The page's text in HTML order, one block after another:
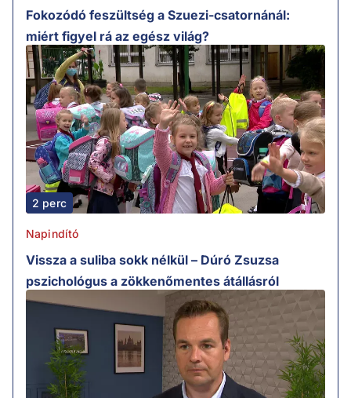
Fokozódó feszültség a Szuezi-csatornánál:
miért figyel rá az egész világ?
2 perc
Napindító
Vissza a suliba sokk nélkül – Dúró Zsuzsa
pszichológus a zökkenőmentes átállásról